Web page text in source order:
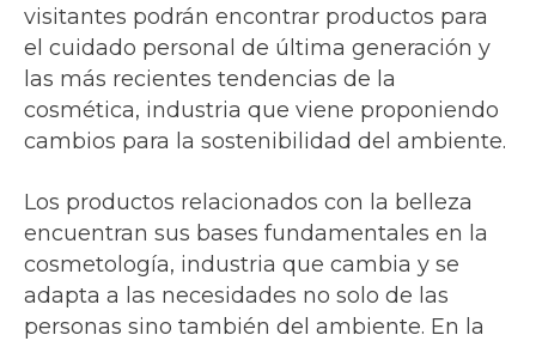
visitantes podrán encontrar productos para
el cuidado personal de última generación y
las más recientes tendencias de la
cosmética, industria que viene proponiendo
cambios para la sostenibilidad del ambiente.
Los productos relacionados con la belleza
encuentran sus bases fundamentales en la
cosmetología, industria que cambia y se
adapta a las necesidades no solo de las
personas sino también del ambiente. En la